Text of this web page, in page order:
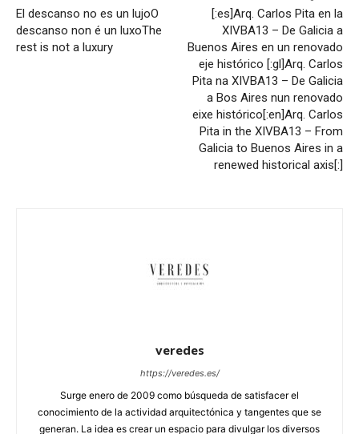
El descanso no es un lujoO
descanso non é un luxoThe
rest is not a luxury
[:es]Arq. Carlos Pita en la
XIVBA13 – De Galicia a
Buenos Aires en un renovado
eje histórico [:gl]Arq. Carlos
Pita na XIVBA13 – De Galicia
a Bos Aires nun renovado
eixe histórico[:en]Arq. Carlos
Pita in the XIVBA13 – From
Galicia to Buenos Aires in a
renewed historical axis[:]
veredes
https://veredes.es/
Surge enero de 2009 como búsqueda de satisfacer el
conocimiento de la actividad arquitectónica y tangentes que se
generan. La idea es crear un espacio para divulgar los diversos